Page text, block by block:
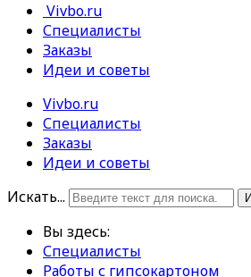
Vivbo.ru
Специалисты
Заказы
Идеи и советы
Vivbo.ru
Специалисты
Заказы
Идеи и советы
Искать...
Вы здесь:
Специалисты
Работы с гипсокартоном